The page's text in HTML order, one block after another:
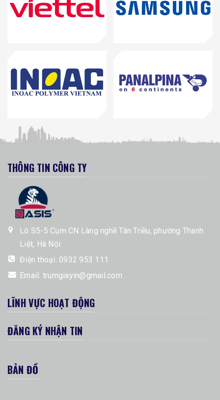
THÔNG TIN CÔNG TY
Lô S5-5 Cụm CN Làng nghề Tân Triều, phường Thanh
Liệt, Hà Nội
Điện thoại: 0932 953 111
Email: trumgiayin@gmail.com
LĨNH VỰC HOẠT ĐỘNG
ĐĂNG KÝ NHẬN TIN
BẢN ĐỒ